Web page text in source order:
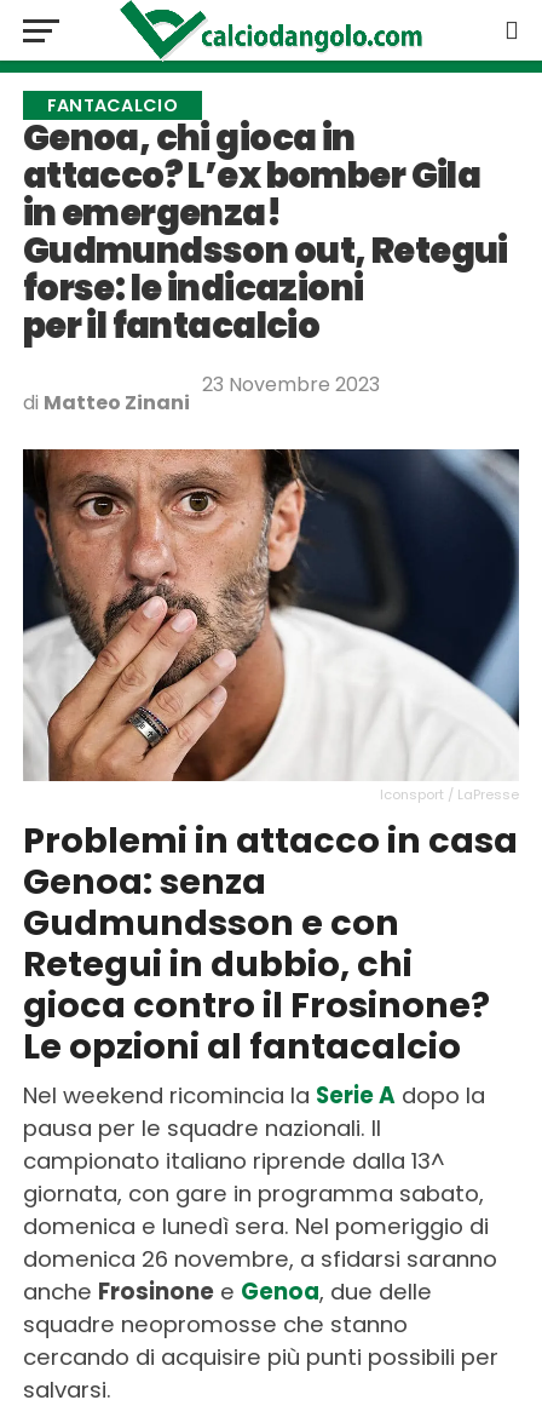
FANTACALCIO
Genoa, chi gioca in
attacco? L’ex bomber Gila
in emergenza!
Gudmundsson out, Retegui
forse: le indicazioni
per il fantacalcio
di Matteo Zinani
23 Novembre 2023
Iconsport / LaPresse
Problemi in attacco in casa
Genoa: senza
Gudmundsson e con
Retegui in dubbio, chi
gioca contro il Frosinone?
Le opzioni al fantacalcio
Nel weekend ricomincia la Serie Adopo la
pausa per le squadre nazionali. Il
campionato italiano riprende dalla 13^
giornata, con gare in programma sabato,
domenica e lunedì sera. Nel pomeriggio di
domenica 26 novembre, a sfidarsi saranno
anche Frosinonee Genoa, due delle
squadre neopromosse che stanno
cercando di acquisire più punti possibili per
salvarsi.